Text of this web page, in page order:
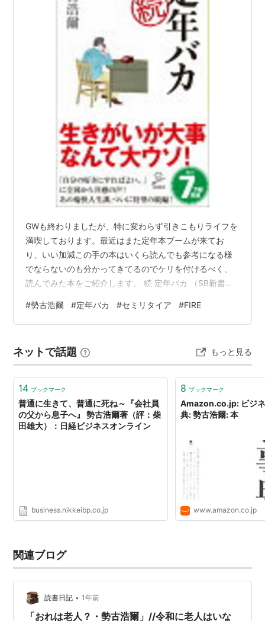
『ぶざまな人生』
『この俗物が!』
『「自分の力」を信じる思想』
『おやじ論』
『自分様と馬の骨』
『思想なんかいらない生活』(2004年)
「目にあまる英語バカ」
GWも終わりましたが、特に変わらず引きこもりライフを
満喫しております。最近はまた定年本ブームが来てお
り、いい加減この手の本はいくら読んでも参考になる様
でならないのも分かってきてるのでケリを付けるべく、
読んでみた本をご紹介します。 続 定年バカ （SB新書） [
根を止めたつもりだったのに という強めのまえがきから
始まるこの本は、この2年前に出版した「定年バカ」でや
を盾に大量に出てきたので、勢古さんがバカバカ言って
やっつけるという内容。定年バカでの結論「自分の好き
にすればよい」とい…
#勢古浩爾 #定年バカ #セミリタイア #FIRE
ネットで話題 もっと見る
14 ブックマーク
普通に生きて、普通に死ね～『会社員
の父から息子へ』 勢古浩爾著（評：柴
田雄大）：日経ビジネスオンライン
business.nikkeibp.co.jp
8 ブックマーク
Amazon.co.jp: ビジ
典: 勢古浩爾: 本
www.amazon.co.jp
関連ブログ
読書日記 • 1年前
「おれは老人？・勢古浩爾」//令和に老人はいな